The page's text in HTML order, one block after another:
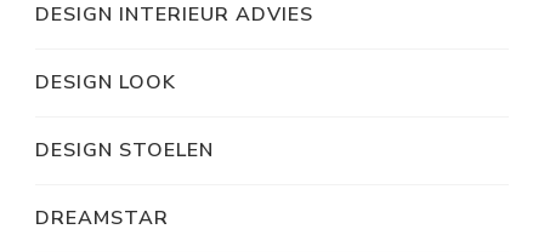
DESIGN INTERIEUR ADVIES
DESIGN LOOK
DESIGN STOELEN
DREAMSTAR